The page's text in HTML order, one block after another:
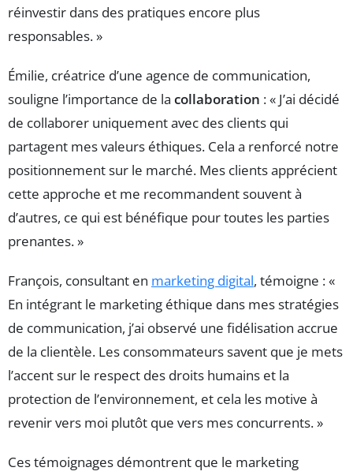
réinvestir dans des pratiques encore plus
responsables. »
Émilie, créatrice d’une agence de communication,
souligne l’importance de la collaboration : « J’ai décidé
de collaborer uniquement avec des clients qui
partagent mes valeurs éthiques. Cela a renforcé notre
positionnement sur le marché. Mes clients apprécient
cette approche et me recommandent souvent à
d’autres, ce qui est bénéfique pour toutes les parties
prenantes. »
François, consultant en marketing digital, témoigne : «
En intégrant le marketing éthique dans mes stratégies
de communication, j’ai observé une fidélisation accrue
de la clientèle. Les consommateurs savent que je mets
l’accent sur le respect des droits humains et la
protection de l’environnement, et cela les motive à
revenir vers moi plutôt que vers mes concurrents. »
Ces témoignages démontrent que le marketing